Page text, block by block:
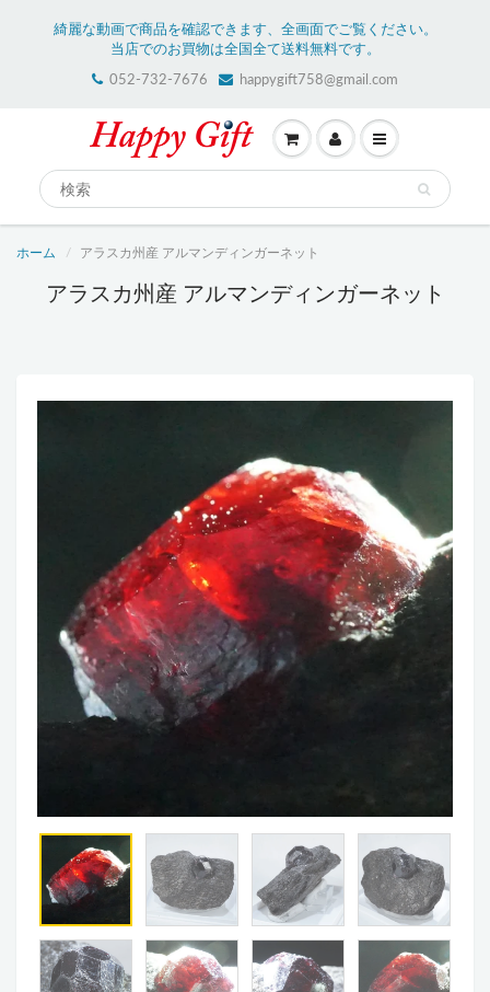
綺麗な動画で商品を確認できます、全画面でご覧ください。
当店でのお買物は全国全て送料無料です。
052-732-7676
happygift758@gmail.com
ホーム アラスカ州産 アルマンディンガーネット
アラスカ州産 アルマンディンガーネット